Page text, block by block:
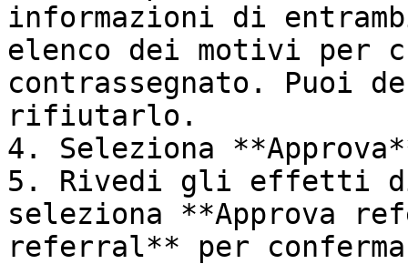
informazioni di
elenco dei motivi
contrassegnato. Puoi
rifiutarlo.
4. Seleziona
5. Rivedi gli effetti di
seleziona **Approva
referral** per